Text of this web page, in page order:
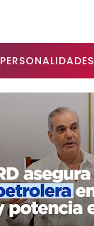
PERSONALIDADES